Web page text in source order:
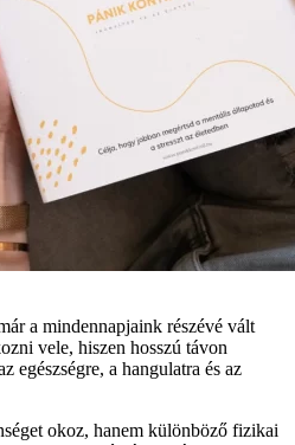
a mindennapjaink részévé vált
vele, hiszen hosszú távon
egészségre, a hangulatra és az
okoz, hanem különböző fizikai